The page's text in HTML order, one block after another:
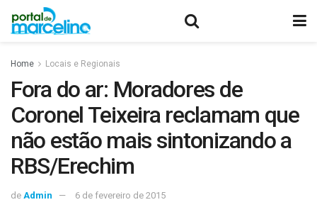
Home Locais e Regionais
Fora do ar: Moradores de
Coronel Teixeira reclamam que
não estão mais sintonizando a
RBS/Erechim
de Admin 6 de fevereiro de 2015